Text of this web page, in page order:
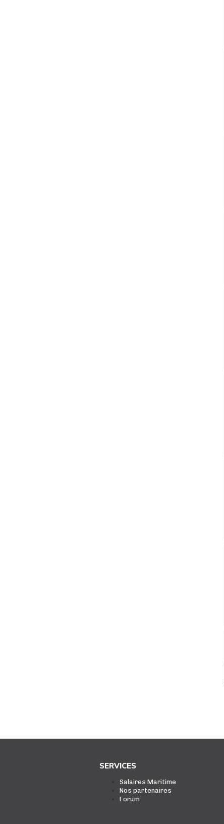
SERVICES
Salaires Maritime
Nos partenaires
Forum